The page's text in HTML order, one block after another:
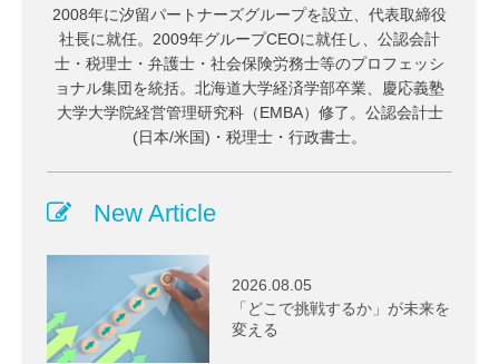
2008年に汐留パートナーズグループを設立、代表取締役
社長に就任。2009年グループCEOに就任し、公認会計
士・税理士・弁護士・社会保険労務士等のプロフェッシ
ョナル集団を統括。北海道大学経済学部卒業、慶応義塾
大学大学院経営管理研究科（EMBA）修了。公認会計士
(日本/米国)・税理士・行政書士。
New Article
2026.08.05
「どこで挑戦するか」が未来を
変える